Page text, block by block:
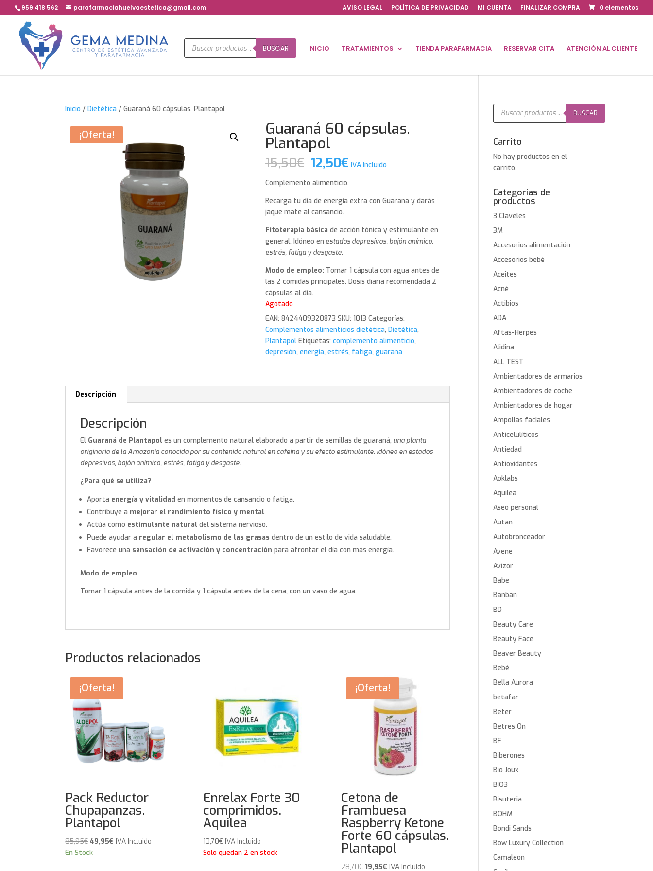
959 418 562 parafarmaciahuelvaestetica@gmail.com AVISO LEGAL POLÍTICA DE PRIVACIDAD MI CUENTA FINALIZAR COMPRA 0 elementos
Búsqueda
de
productos
BUSCAR INICIO TRATAMIENTOS TIENDA PARAFARMACIA RESERVAR CITA ATENCIÓN AL CLIENTE
Inicio /Dietética / Guaraná 60 cápsulas. Plantapol
¡Oferta! Guaraná 60 cápsulas.
Plantapol
15,50€ El
precio
original
era:
15,50€.
12,50€El
es:
12,50€.
IVA Incluido
Complemento alimenticio.
Recarga tu día de energía extra con Guarana y darás
jaque mate al cansancio.
Fitoterapia básica de acción tónica y estimulante en
general. Idóneo en estados depresivos, bajón anímico,
estrés, fatiga y desgaste.
Modo de empleo: Tomar 1 cápsula con agua antes de
las 2 comidas principales. Dosis diaria recomendada 2
cápsulas al día.
Agotado
EAN:8424409320873 SKU:1013 Categorías:
Complementos alimenticios dietética,Dietética,
Plantapol Etiquetas:complemento alimenticio,
depresión,energía,estrés, fatiga,guarana
Descripción
Descripción
El Guaraná de Plantapol es un complemento natural elaborado a partir de semillas de guaraná, una planta
originaria de la Amazonía conocida por su contenido natural en cafeína y su efecto estimulante. Idóneo en estados
depresivos, bajón anímico, estrés, fatiga y desgaste.
¿Para qué se utiliza?
Aporta energía y vitalidad en momentos de cansancio o fatiga.
Contribuye a mejorar el rendimiento físico y mental.
Actúa como estimulante natural del sistema nervioso.
Puede ayudar a regular el metabolismo de las grasas dentro de un estilo de vida saludable.
Favorece una sensación de activación y concentración para afrontar el día con más energía.
Modo de empleo
Tomar 1 cápsula antes de la comida y 1 cápsula antes de la cena, con un vaso de agua.
Productos relacionados
¡Oferta!
Pack Reductor
Chupapanzas.
Plantapol
85,95€El
precio
49,95€ El
IVA Incluido
En Stock
Enrelax Forte 30
comprimidos.
Aquilea
10,70€ IVA Incluido
Solo quedan 2 en stock
¡Oferta!
Cetona de
Frambuesa
Raspberry Ketone
Forte 60 cápsulas.
Plantapol
28,70€ El
19,95€ElIVA Incluido
Búsqueda
productos
BUSCAR
Carrito
No hay productos en el
carrito.
Categorías de
productos
3 Claveles
3M
Accesorios alimentación
Accesorios bebé
Aceites
Acné
Actibios
ADA
Aftas-Herpes
Alidina
ALL TEST
Ambientadores de armarios
Ambientadores de coche
Ambientadores de hogar
Ampollas faciales
Anticelulíticos
Antiedad
Antioxidantes
Aoklabs
Aquilea
Aseo personal
Autan
Autobronceador
Avene
Avizor
Babe
Banban
BD
Beauty Care
Beauty Face
Beaver Beauty
Bebé
Bella Aurora
betafar
Beter
Betres On
BF
Biberones
Bio Joux
BIO3
Bisuteria
BOHM
Bondi Sands
Bow Luxury Collection
Camaleon